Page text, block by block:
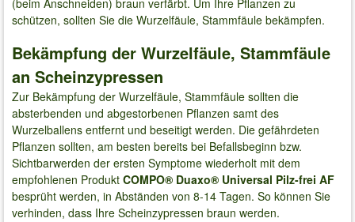
schützen, sollten Sie die Wurzelfäule, Stammfäule bekämpfen.
Bekämpfung der Wurzelfäule, Stammfäule
an Scheinzypressen
Zur Bekämpfung der Wurzelfäule, Stammfäule sollten die
absterbenden und abgestorbenen Pflanzen samt des
Wurzelballens entfernt und beseitigt werden. Die gefährdeten
Pflanzen sollten, am besten bereits bei Befallsbeginn bzw.
Sichtbarwerden der ersten Symptome wiederholt mit dem
empfohlenen Produkt COMPO® Duaxo® Universal Pilz-frei AF
besprüht werden, in Abständen von 8-14 Tagen. So können Sie
verhinden, dass Ihre Scheinzypressen braun werden.